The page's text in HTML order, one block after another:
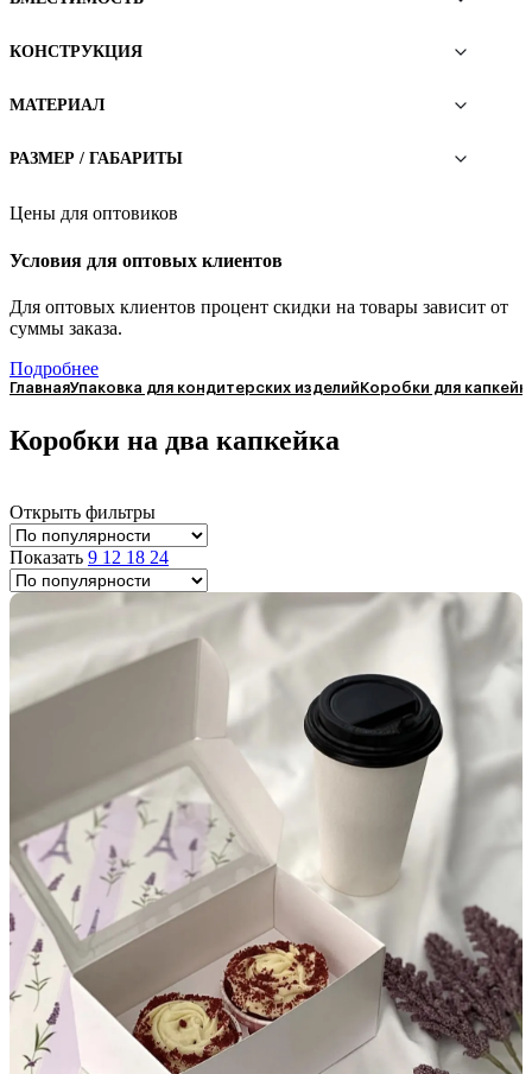
КОНСТРУКЦИЯ
МАТЕРИАЛ
РАЗМЕР / ГАБАРИТЫ
Цены для оптовиков
Условия для оптовых клиентов
Для оптовых клиентов процент скидки на товары зависит от
суммы заказа.
Подробнее
ГлавнаяУпаковка для кондитерских изделийКоробки для
Коробки на два капкейка
Открыть фильтры
Показать 9 12 18 24